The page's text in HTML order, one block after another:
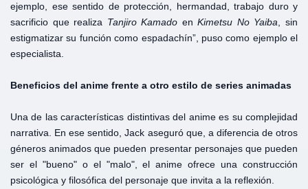
ejemplo, ese sentido de protección, hermandad, trabajo duro y
sacrificio que realiza Tanjiro Kamado enKimetsu No Yaiba , sin
estigmatizar su función como espadachín”, puso como ejemplo el
especialista.
Beneficios del anime frente a otro estilo de series animadas
Una de las características distintivas del anime es su complejidad
narrativa. En ese sentido, Jack aseguró que, a diferencia de otros
géneros animados que pueden presentar personajes que pueden
ser el "bueno" o el "malo", el anime ofrece una construcción
psicológica y filosófica del personaje que invita a la reflexión.